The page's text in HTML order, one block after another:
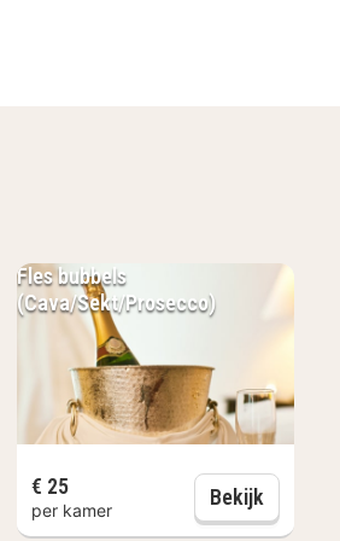
licht interieur. Kasteel Solhof
vakantie.
Fles bubbels
(Cava/Sekt/Prosecco)
€ 25
per kamer
Bekijk